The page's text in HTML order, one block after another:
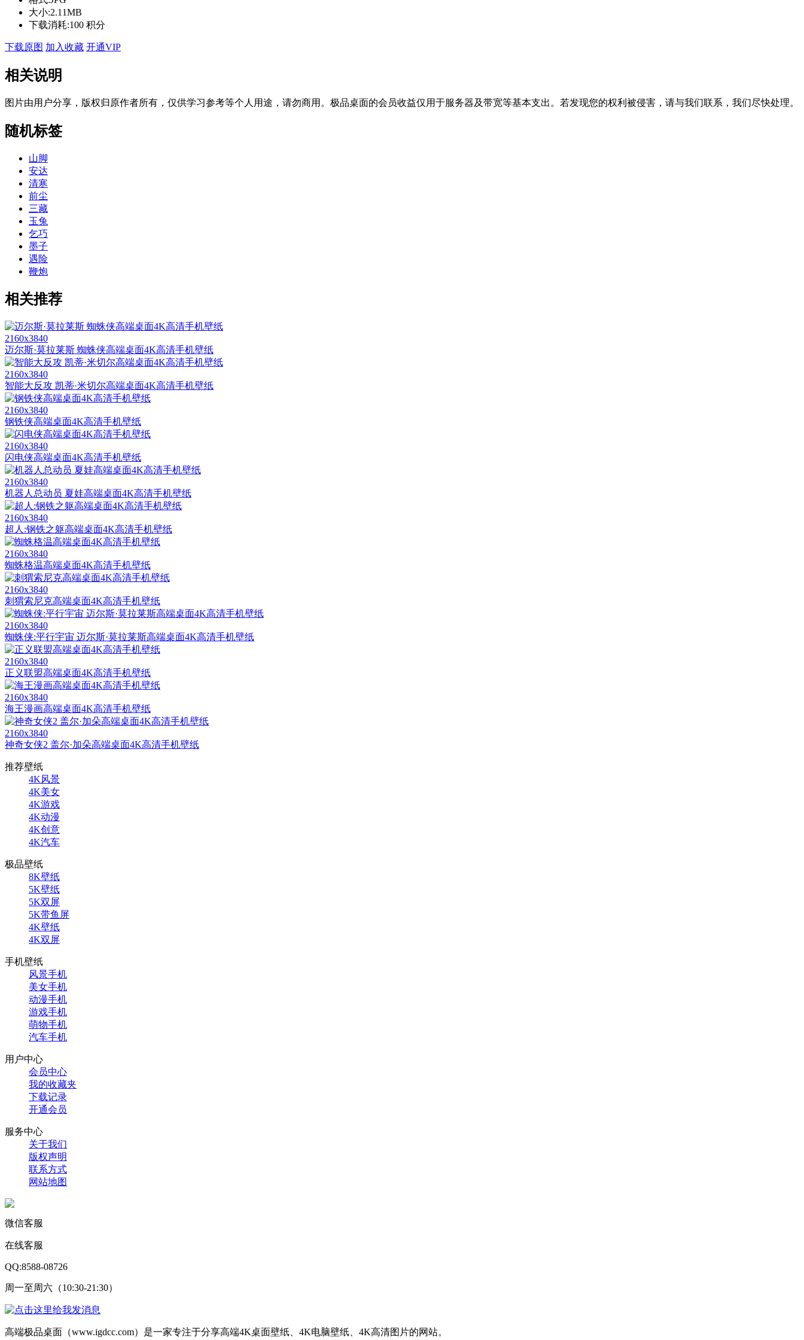
大小:2.11MB
下载消耗:100 积分
下载原图 加入收藏 开通VIP
相关说明
图片由用户分享，版权归原作者所有，仅供学习参考等个人用途，请勿商用。极品桌面的会员收益仅用于服务器及带宽等基本支出。若发现您的权利被侵害，请与我们联系，我们尽快处理。
随机标签
山脚
安达
清寒
前尘
三藏
玉兔
乞巧
墨子
遇险
鞭炮
相关推荐
2160x3840
迈尔斯·莫拉莱斯 蜘蛛侠高端桌面4K高清手机壁纸
2160x3840
智能大反攻 凯蒂·米切尔高端桌面4K高清手机壁纸
2160x3840
钢铁侠高端桌面4K高清手机壁纸
2160x3840
闪电侠高端桌面4K高清手机壁纸
2160x3840
机器人总动员 夏娃高端桌面4K高清手机壁纸
2160x3840
超人:钢铁之躯高端桌面4K高清手机壁纸
2160x3840
蜘蛛格温高端桌面4K高清手机壁纸
2160x3840
刺猬索尼克高端桌面4K高清手机壁纸
2160x3840
蜘蛛侠:平行宇宙 迈尔斯·莫拉莱斯高端桌面4K高清手机壁纸
2160x3840
正义联盟高端桌面4K高清手机壁纸
2160x3840
海王漫画高端桌面4K高清手机壁纸
2160x3840
神奇女侠2 盖尔·加朵高端桌面4K高清手机壁纸
推荐壁纸
4K风景
4K美女
4K游戏
4K动漫
4K创意
4K汽车
极品壁纸
8K壁纸
5K壁纸
5K双屏
5K带鱼屏
4K壁纸
4K双屏
手机壁纸
风景手机
美女手机
动漫手机
游戏手机
萌物手机
汽车手机
用户中心
会员中心
我的收藏夹
下载记录
开通会员
服务中心
关于我们
版权声明
联系方式
网站地图
微信客服
在线客服
QQ:8588-08726
周一至周六（10:30-21:30）
高端极品桌面（www.igdcc.com）是一家专注于分享高端4K桌面壁纸、4K电脑壁纸、4K高清图片的网站。